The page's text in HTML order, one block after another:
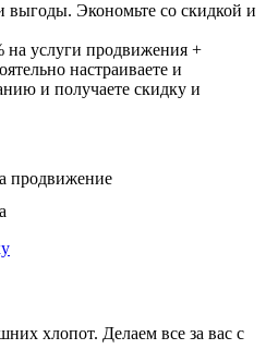
Экономьте со скидкой и
на услуги продвижения +
настраиваете и
и получаете скидку и
продвижение
хлопот. Делаем все за вас с